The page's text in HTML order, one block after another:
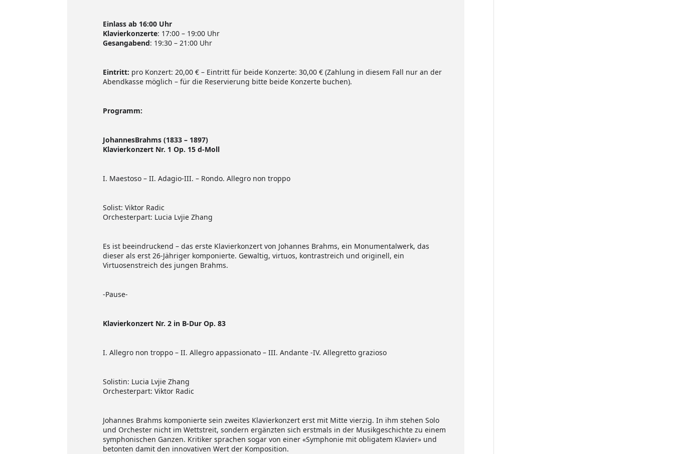
Einlass ab 16:00 Uhr
Klavierkonzerte: 17:00 – 19:00 Uhr
Gesangabend: 19:30 – 21:00 Uhr
Eintritt: pro Konzert: 20,00 € – Eintritt für beide Konzerte: 30,00 € (Zahlung in diesem Fall nur an der
Abendkasse möglich – für die Reservierung bitte beide Konzerte buchen).
Programm:
JohannesBrahms (1833 – 1897)
Klavierkonzert Nr. 1 Op. 15 d-Moll
I. Maestoso – II. Adagio-III. – Rondo. Allegro non troppo
Solist: Viktor Radic
Orchesterpart: Lucia Lvjie Zhang
Es ist beeindruckend – das erste Klavierkonzert von Johannes Brahms, ein Monumentalwerk, das
dieser als erst 26-Jähriger komponierte. Gewaltig, virtuos, kontrastreich und originell, ein
Virtuosenstreich des jungen Brahms.
-Pause-
Klavierkonzert Nr. 2 in B-Dur Op. 83
I. Allegro non troppo – II. Allegro appassionato – III. Andante -IV. Allegretto grazioso
Solistin: Lucia Lvjie Zhang
Orchesterpart: Viktor Radic
Johannes Brahms komponierte sein zweites Klavierkonzert erst mit Mitte vierzig. In ihm stehen Solo
und Orchester nicht im Wettstreit, sondern ergänzten sich erstmals in der Musikgeschichte zu einem
symphonischen Ganzen. Kritiker sprachen sogar von einer «Symphonie mit obligatem Klavier» und
betonten damit den innovativen Wert der Komposition.